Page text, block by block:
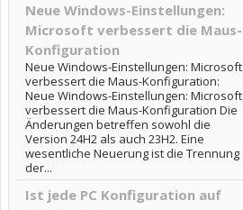
Neue Windows-Einstellungen:
Microsoft verbessert die Maus-
Konfiguration
Neue Windows-Einstellungen: Microsoft
verbessert die Maus-Konfiguration:
Neue Windows-Einstellungen: Microsoft
verbessert die Maus-Konfiguration Die
Änderungen betreffen sowohl die
Version 24H2 als auch 23H2. Eine
wesentliche Neuerung ist die Trennung
der...
Ist jede PC Konfiguration auf